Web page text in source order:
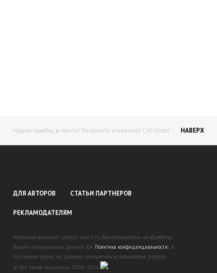
Нашли ошибку в тексте? Выделите и нажмите Ctrl+Enter НАВЕРХ
ДЛЯ АВТОРОВ СТАТЬИ ПАРТНЕРОВ
РЕКЛАМОДАТЕЛЯМ
Используя интернет ресурс web-3.ru, Вы соглашаетесь на обработку
Ваших персональных данных (см. Политика конфиденциальности), в
противном случае вы должны прекратить использование ресурса.
© Все права защищены. 2008–2026.